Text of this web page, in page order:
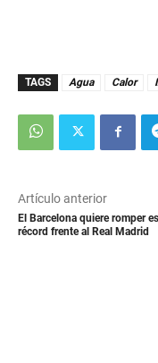
TAGS Agua Calor
Artículo anterior
El Barcelona quiere romper
récord frente al Real Madrid